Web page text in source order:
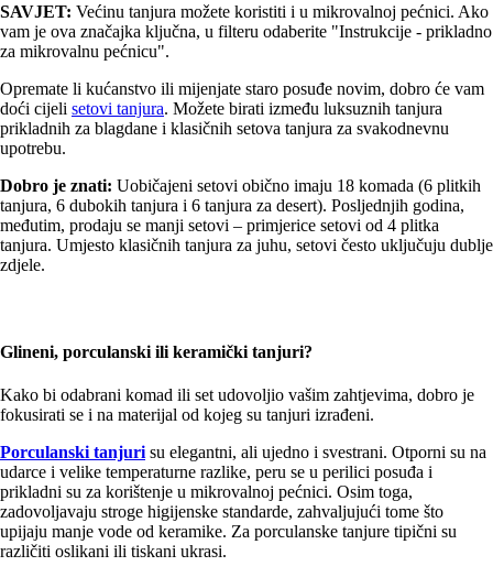
SAVJET: Većinu tanjura možete koristiti i u mikrovalnoj pećnici. Ako
vam je ova značajka ključna, u filteru odaberite "Instrukcije - prikladno
za mikrovalnu pećnicu".
Opremate li kućanstvo ili mijenjate staro posuđe novim, dobro će vam
doći cijeli setovi tanjura. Možete birati između luksuznih tanjura
prikladnih za blagdane i klasičnih setova tanjura za svakodnevnu
upotrebu.
Dobro je znati: Uobičajeni setovi obično imaju 18 komada (6 plitkih
tanjura, 6 dubokih tanjura i 6 tanjura za desert). Posljednjih godina,
međutim, prodaju se manji setovi – primjerice setovi od 4 plitka
tanjura. Umjesto klasičnih tanjura za juhu, setovi često uključuju dublje
zdjele.
Glineni, porculanski ili keramički tanjuri?
Kako bi odabrani komad ili set udovoljio vašim zahtjevima, dobro je
fokusirati se i na materijal od kojeg su tanjuri izrađeni.
Porculanski tanjuri su elegantni, ali ujedno i svestrani. Otporni su na
udarce i velike temperaturne razlike, peru se u perilici posuđa i
prikladni su za korištenje u mikrovalnoj pećnici. Osim toga,
zadovoljavaju stroge higijenske standarde, zahvaljujući tome što
upijaju manje vode od keramike. Za porculanske tanjure tipični su
različiti oslikani ili tiskani ukrasi.